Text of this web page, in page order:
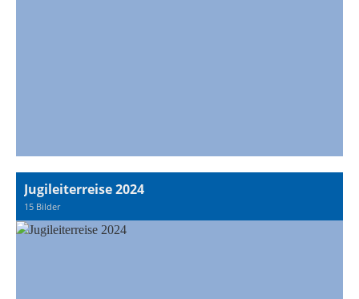
Jugileiterreise 2024
15 Bilder